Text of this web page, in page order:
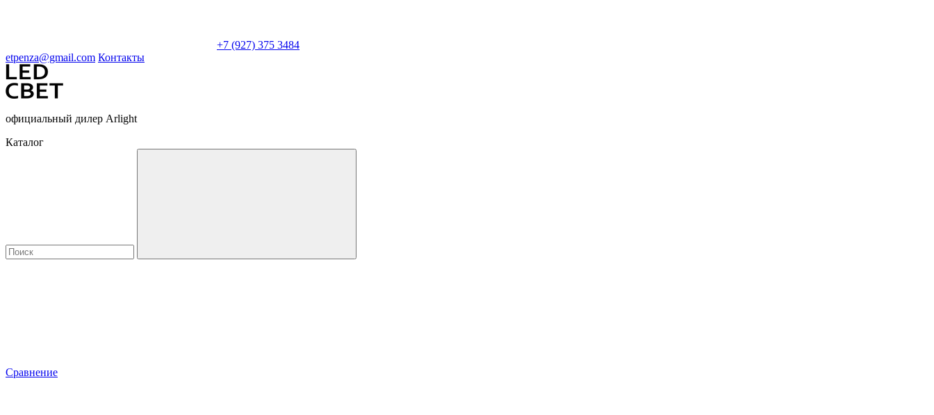
+7 (927) 375 3484
etpenza@gmail.com Контакты
официальный дилер Arlight
Каталог
Сравнение